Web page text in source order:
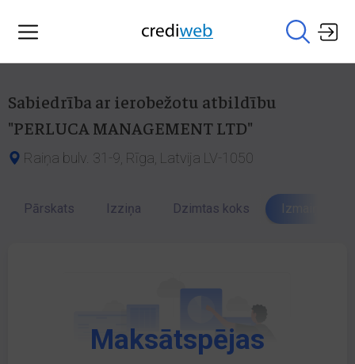
Sabiedrība ar ierobežotu atbildību
"PERLUCA MANAGEMENT LTD"
Raiņa bulv. 31-9, Rīga, Latvija LV-1050
Pārskats Izziņa Dzimtas koks Izmaiņu
Maksātspējas